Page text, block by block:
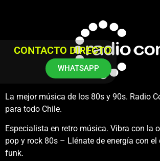
La mejor música de los 80s y 90s. Radio
para todo Chile.
Especialista en retro música. Vibra con la
pop y rock 80s – Llénate de energía con
funk.
CONTACTO DIRECTO
WHATSAPP